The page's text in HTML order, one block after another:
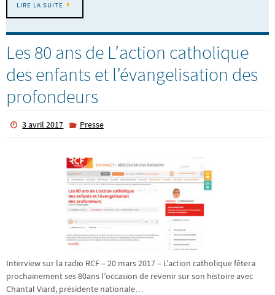
LIRE LA SUITE
Les 80 ans de L’action catholique
des enfants et l’évangelisation des
profondeurs
3 avril 2017 Presse
Interview sur la radio RCF – 20 mars 2017 – L’action catholique fêtera
prochainement ses 80ans l’occasion de revenir sur son histoire avec
Chantal Viard, présidente nationale…